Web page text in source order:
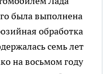
была выполнена
обработка
семь лет
на восьмом году